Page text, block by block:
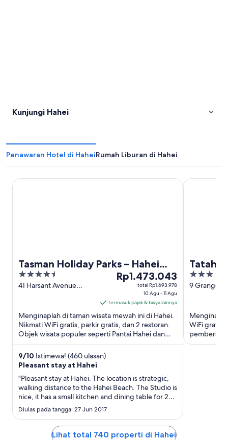
Kunjungi Hahei
Penawaran Hotel di HaheiRumah Liburan di Hahei
Tasman Holiday Parks – Hahei
Beach
4.5
out
41 Harsant Avenue
Harga
Rp1.473.043
malam
dari
10
Agu
Rp1.473.043
total Rp1.693.978
10 Agu - 11 Agu
termasuk pajak & biaya lainnya
Menginaplah di taman wisata mewah ini di Hahei.
Nikmati WiFi gratis, parkir gratis, dan 2 restoran.
Objek wisata populer seperti Pantai Hahei dan
Katedral Cove ...
9/10 Istimewa! (460 ulasan)
Pleasant stay at Hahei
"Pleasant stay at Hahei. The location is strategic,
walking distance to the Hahei Beach. The Studio is
nice, it has a small kitchen and dining table for 2
persons.Since my stay was not in peak
season(Winter time), it was quiet at night and you
can hear the waves sound from the beach.
Overall, ..."
Diulas pada tanggal 27 Jun 2017
Tasman Holiday Parks – Hahei Beach
Tatahi
3
out
9 Grange
WiFi gratis,
Pantai
Tatahi
Lihat total 740 properti di Hahei